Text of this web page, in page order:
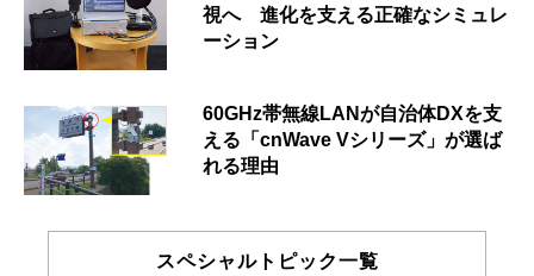
視へ 進化を支える正確なシミュレ
ーション
60GHz帯無線LANが自治体DXを支
える「cnWave Vシリーズ」が選ば
れる理由
スペシャルトピック一覧